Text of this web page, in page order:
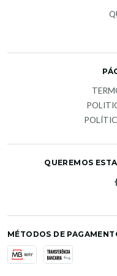
QUEREMOS
MÉTODOS DE